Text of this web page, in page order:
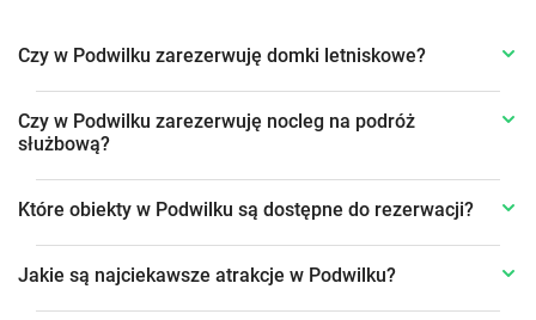
Czy w Podwilku zarezerwuję domki letniskowe?
Czy w Podwilku zarezerwuję nocleg na podróż
służbową?
Które obiekty w Podwilku są dostępne do rezerwacji?
Jakie są najciekawsze atrakcje w Podwilku?